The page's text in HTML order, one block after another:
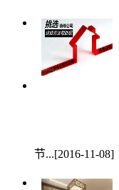
节...[2016-11-08]